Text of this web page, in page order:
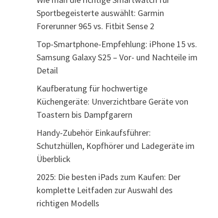
Sportbegeisterte auswählt: Garmin
Forerunner 965 vs. Fitbit Sense 2
Top-Smartphone-Empfehlung: iPhone 15 vs.
Samsung Galaxy S25 – Vor- und Nachteile im
Detail
Kaufberatung für hochwertige
Küchengeräte: Unverzichtbare Geräte von
Toastern bis Dampfgarern
Handy-Zubehör Einkaufsführer:
Schutzhüllen, Kopfhörer und Ladegeräte im
Überblick
2025: Die besten iPads zum Kaufen: Der
komplette Leitfaden zur Auswahl des
richtigen Modells